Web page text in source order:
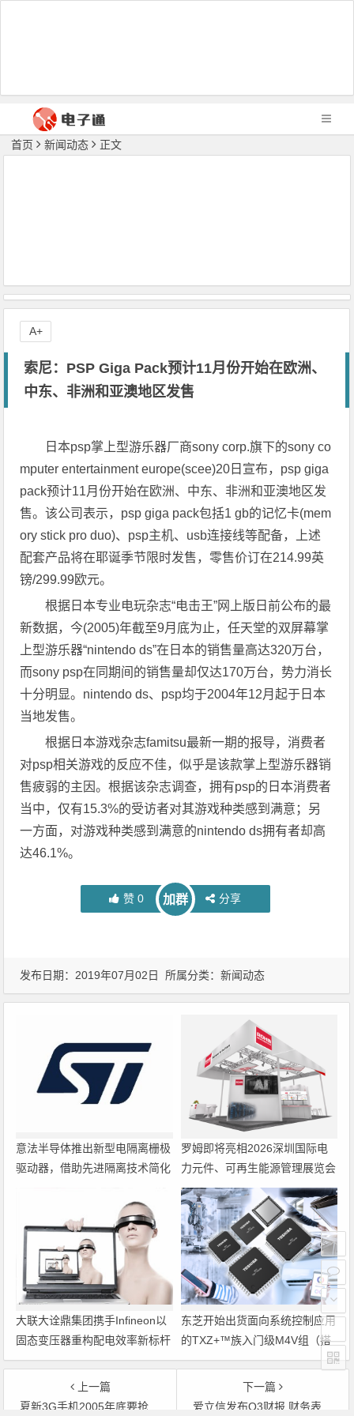
首页 新闻动态 正文
索尼：PSP Giga Pack预计11月份开始在欧洲、
中东、非洲和亚澳地区发售
日本psp掌上型游乐器厂商sony corp.旗下的sony co
mputer entertainment europe(scee)20日宣布，psp giga
pack预计11月份开始在欧洲、中东、非洲和亚澳地区发
售。该公司表示，psp giga pack包括1 gb的记忆卡(mem
ory stick pro duo)、psp主机、usb连接线等配备，上述
配套产品将在耶诞季节限时发售，零售价订在214.99英
镑/299.99欧元。
根据日本专业电玩杂志“电击王”网上版日前公布的最
新数据，今(2005)年截至9月底为止，任天堂的双屏幕掌
上型游乐器“nintendo ds”在日本的销售量高达320万台，
而sony psp在同期间的销售量却仅达170万台，势力消长
十分明显。nintendo ds、psp均于2004年12月起于日本
当地发售。
根据日本游戏杂志famitsu最新一期的报导，消费者
对psp相关游戏的反应不佳，似乎是该款掌上型游乐器销
售疲弱的主因。根据该杂志调查，拥有psp的日本消费者
当中，仅有15.3%的受访者对其游戏种类感到满意；另
一方面，对游戏种类感到满意的nintendo ds拥有者却高
达46.1%。
赞 0 加群 分享
A+
发布日期：2019年07月02日 所属分类：新闻动态
意法半导体推出新型电隔离栅极
驱动器，借助先进隔离技术简化
罗姆即将亮相2026深圳国际电
力元件、可再生能源管理展览会
暨研讨会
大联大诠鼎集团携手Infineon以
固态变压器重构配电效率新标杆
东芝开始出货面向系统控制应用
的TXZ+™族入门级M4V组（搭
载Arm Cortex‑M4内核的标准微
控制器）工程样品
上一篇
夏新3G手机2005年底要抢下10％市占率
下一篇
爱立信发布Q3财报 财务表现持续良好